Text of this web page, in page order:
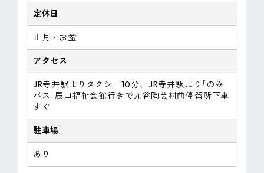
定休日
正月・お盆
アクセス
JR寺井駅よりタクシー10分、JR寺井駅より｢のみ
バス｣辰口福祉会館行きで九谷陶芸村前停留所下車
すぐ
駐車場
あり